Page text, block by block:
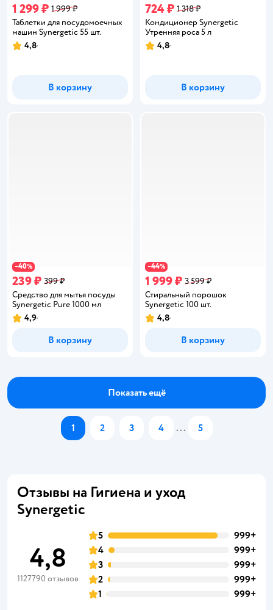
1 299 ₽ 1 999 ₽
Таблетки для посудомоечных
машин Synergetic 55 шт.
Рейтинг:
4,8
В корзину
724 ₽ 1 318 ₽
Кондиционер Synergetic
Утренняя роса 5 л
Рейтинг:
4,8
В корзину
−40%
239 ₽ 399 ₽
Средство для мытья посуды
Synergetic Pure 1000 мл
Рейтинг:
4,9
В корзину
−44%
1 999 ₽ 3 599 ₽
Стиральный порошок
Synergetic 100 шт.
Рейтинг:
4,8
В корзину
Показать ещё
1 2 3 4 ... 5
Отзывы на Гигиена и уход
Synergetic
4,8
1127790 отзывов
5
999+
4
999+
3
999+
2
999+
1
999+